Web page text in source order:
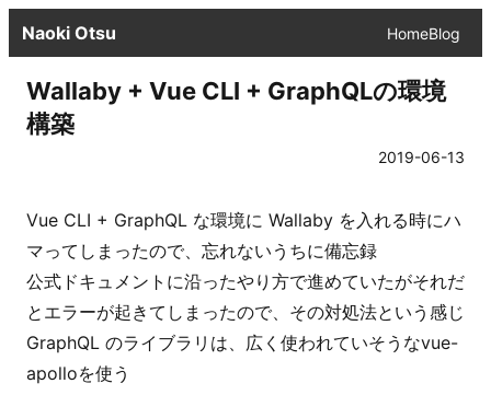
Naoki Otsu HomeBlog
Wallaby + Vue CLI + GraphQLの環境
構築
2019-06-13
Vue CLI + GraphQL な環境に Wallaby を入れる時にハ
マってしまったので、忘れないうちに備忘録
公式ドキュメントに沿ったやり方で進めていたがそれだ
とエラーが起きてしまったので、その対処法という感じ
GraphQL のライブラリは、広く使われていそうなvue-
apolloを使う